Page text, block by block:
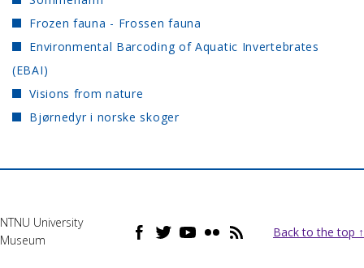
Frozen fauna - Frossen fauna
Environmental Barcoding of Aquatic Invertebrates
(EBAI)
Visions from nature
Bjørnedyr i norske skoger
NTNU University
Museum
Back to the top ↑